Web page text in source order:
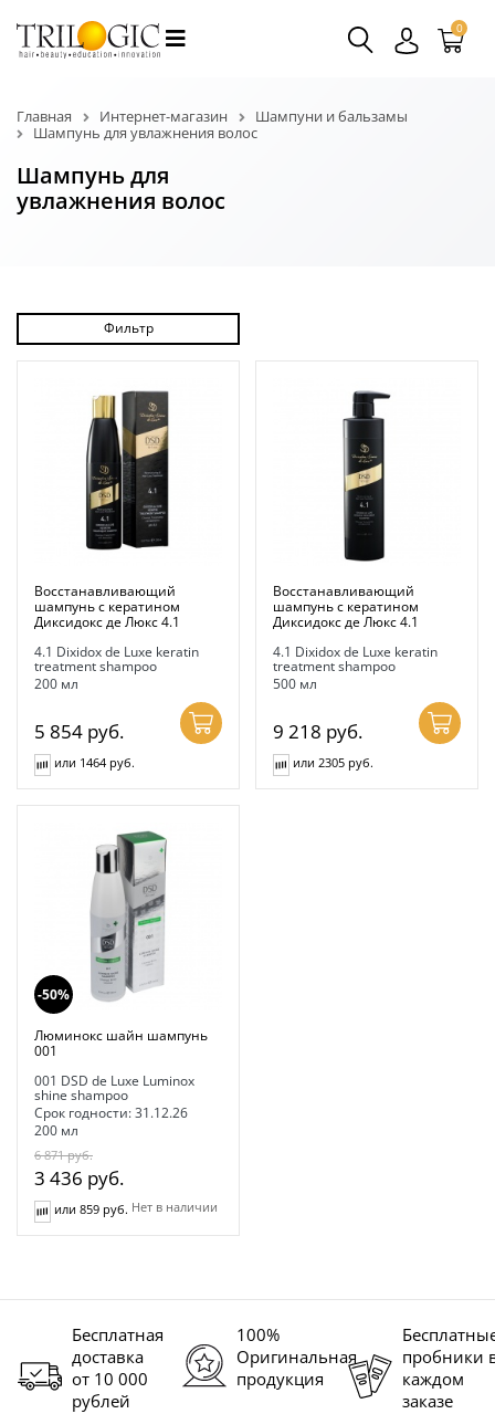
0
Главная Интернет-магазин
Шампуни и бальзамы
Шампунь для увлажнения волос
Шампунь для
увлажнения волос
Фильтр
Восстанавливающий
шампунь с кератином
Диксидокс де Люкс 4.1
4.1 Dixidox de Luxe keratin
treatment shampoo
200 мл
5 854 руб.
или 1464 руб.
Восстанавливающий
шампунь с кератином
Диксидокс де Люкс 4.1
4.1 Dixidox de Luxe keratin
treatment shampoo
500 мл
9 218 руб.
или 2305 руб.
-50%
Люминокс шайн шампунь
001
001 DSD de Luxe Luminox
shine shampoo
Срок годности: 31.12.26
200 мл
6 871руб.
3 436 руб.
Нет в наличии
или 859 руб.
Бесплатная
доставка
от 10 000
рублей
100%
Оригинальная
продукция
пробники
каждом
заказе